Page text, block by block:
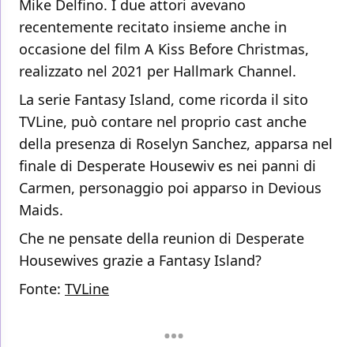
Mike Delfino. I due attori avevano
recentemente recitato insieme anche in
occasione del film A Kiss Before Christmas,
realizzato nel 2021 per Hallmark Channel.
La serie Fantasy Island, come ricorda il sito
TVLine, può contare nel proprio cast anche
della presenza di Roselyn Sanchez, apparsa nel
finale di Desperate Housewiv es nei panni di
Carmen, personaggio poi apparso in Devious
Maids.
Che ne pensate della reunion di Desperate
Housewives grazie a Fantasy Island?
Fonte: TVLine